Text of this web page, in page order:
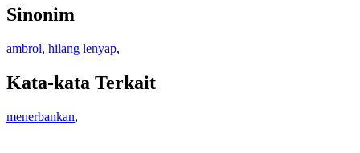
Sinonim
ambrol, hilang lenyap,
Kata-kata Terkait
menerbankan,